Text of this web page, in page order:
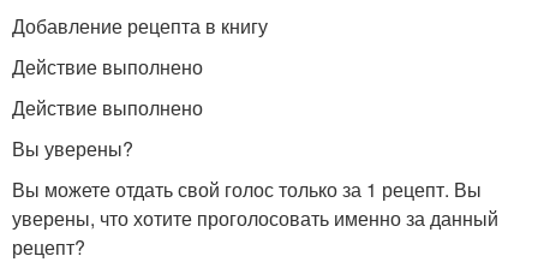
Добавление рецепта в книгу
Действие выполнено
Действие выполнено
Вы уверены?
Вы можете отдать свой голос только за 1 рецепт. Вы
уверены, что хотите проголосовать именно за данный
рецепт?